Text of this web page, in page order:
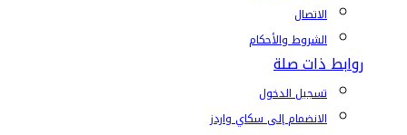
الاتصال
الشروط والأحكام
روابط ذات صلة
تسجيل الدخول
الانضمام إلى سكاي واردز